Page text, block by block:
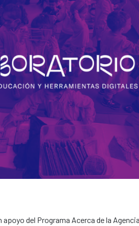
apoyo del Programa Acerca de la